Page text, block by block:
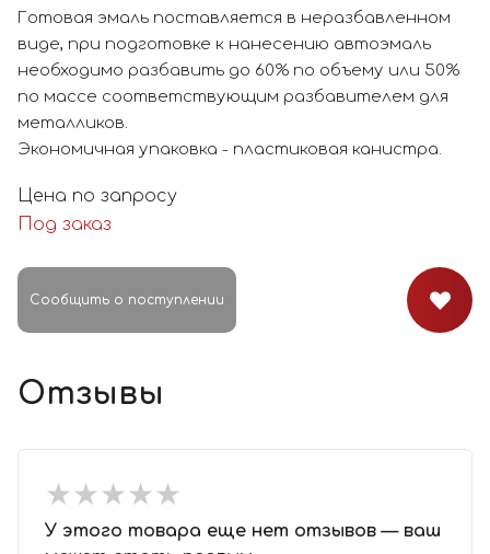
Готовая эмаль поставляется в неразбавленном
виде, при подготовке к нанесению автоэмаль
необходимо разбавить до 60% по объему или 50%
по массе соответствующим разбавителем для
металликов.
Экономичная упаковка - пластиковая канистра.
Цена по запросу
Под заказ
Сообщить о поступлении
Отзывы
★★★★★
★★★★★
У этого товара еще нет отзывов — ваш